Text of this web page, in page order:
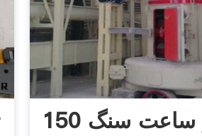
150 تن در ساعت سنگ